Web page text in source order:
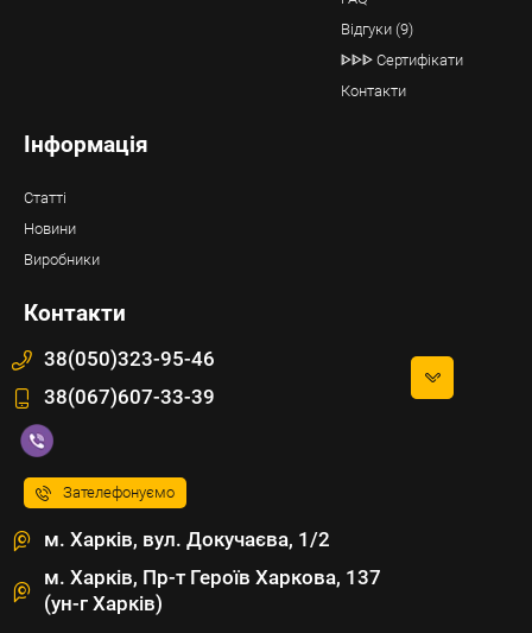
Відгуки (9)
ᐈᐈᐈ Сертифікати
Контакти
Інформація
Статті
Новини
Виробники
Контакти
38(050)323-95-46
38(067)607-33-39
Зателефонуємо
м. Харків, вул. Докучаєва, 1/2
м. Харків, Пр-т Героїв Харкова, 137
(ун-г Харків)